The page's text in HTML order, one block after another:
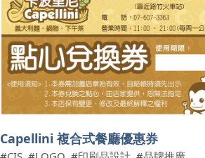
Capellini 複合式餐廳優惠券